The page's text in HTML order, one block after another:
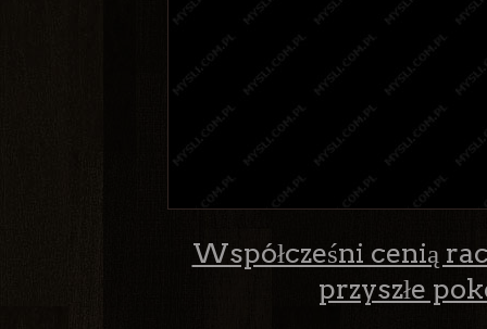
Współcześni cenią
przyszłe